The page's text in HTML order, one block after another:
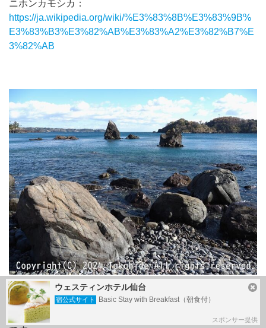
ニホンカモシカ：
https://ja.wikipedia.org/wiki/%E3%83%8B%E3%83%9B%
E3%83%B3%E3%82%AB%E3%83%A2%E3%82%B7%E
3%82%AB
三作浜
新王平バス停近くの港、中山地区と三作浜地区の境界付近
ウェスティンホテル仙台
宿公式サイト Basic Stay with Breakfast（朝食付）
スポンサー提供